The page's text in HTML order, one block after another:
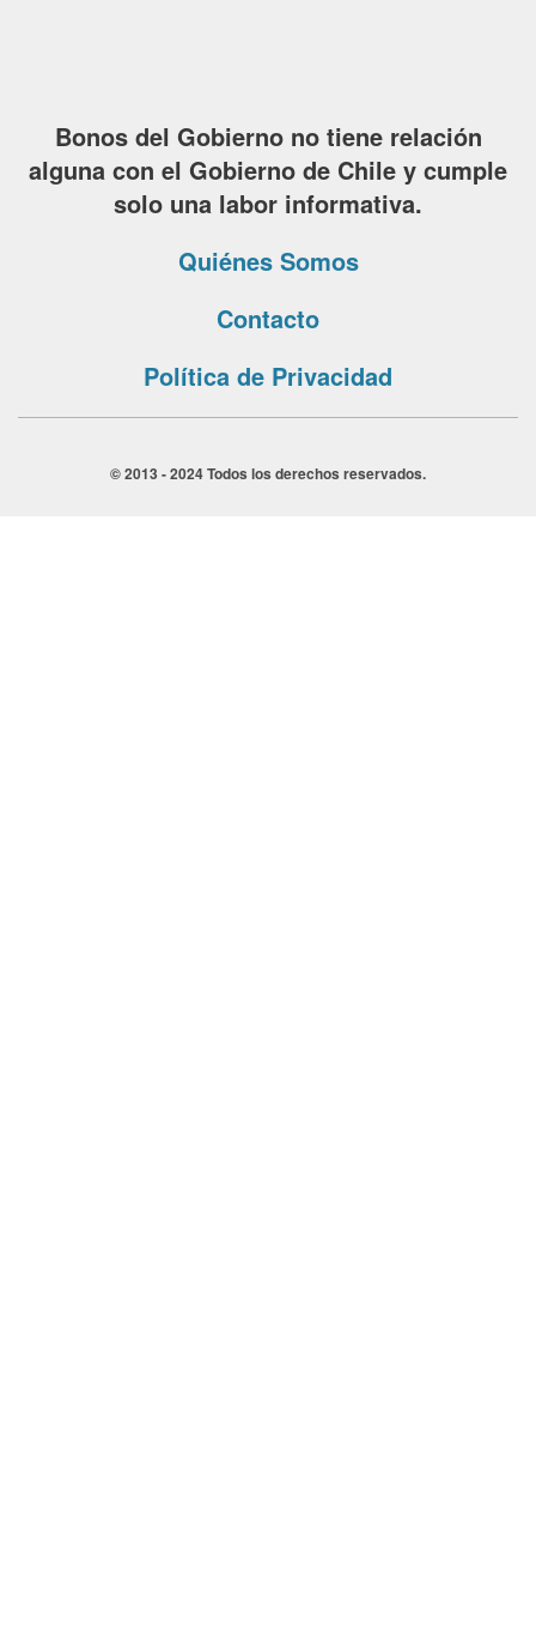
Bonos del Gobierno no tiene relación
alguna con el Gobierno de Chile y cumple
solo una labor informativa.
Quiénes Somos
Contacto
Política de Privacidad
© 2013 - 2024 Todos los derechos reservados.